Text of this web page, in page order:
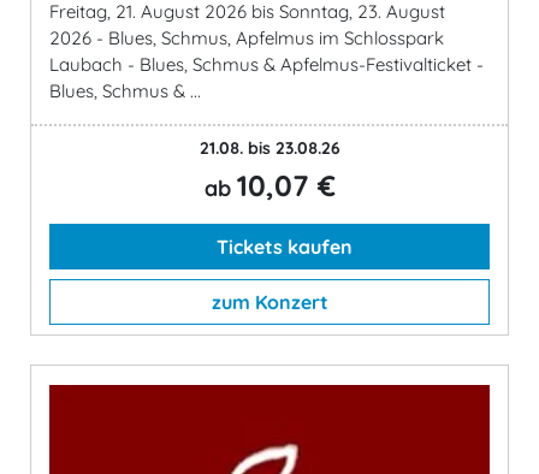
Freitag, 21. August 2026 bis Sonntag, 23. August
2026 - Blues, Schmus, Apfelmus im Schlosspark
Laubach - Blues, Schmus & Apfelmus-Festivalticket -
Blues, Schmus & ...
21.08. bis 23.08.26
ab 10,07 €
Tickets kaufen
zum Konzert